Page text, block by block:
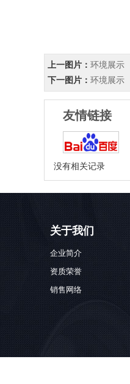
上一图片： 环境展示
下一图片： 环境展示
友情链接
没有相关记录
关于我们
企业简介
资质荣誉
销售网络